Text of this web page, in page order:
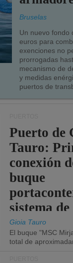
Bruselas
Un nuevo fondo
euros para
exenciones no
prorrogadas
mecanismo de
y medidas
puertos de
Puerto de
Tauro:
conexión
buque
sistema
la red
Gioia Tauro
El buque "MSC
total de